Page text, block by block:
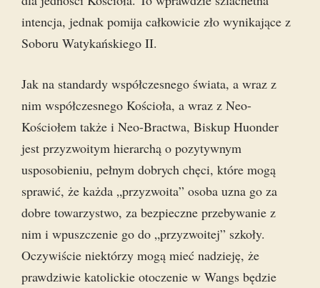
intencja, jednak pomija całkowicie zło wynikające z
Soboru Watykańskiego II.
Jak na standardy współczesnego świata, a wraz z
nim współczesnego Kościoła, a wraz z Neo-
Kościołem także i Neo-Bractwa, Biskup Huonder
jest przyzwoitym hierarchą o pozytywnym
usposobieniu, pełnym dobrych chęci, które mogą
sprawić, że każda „przyzwoita” osoba uzna go za
dobre towarzystwo, za bezpieczne przebywanie z
nim i wpuszczenie go do „przyzwoitej” szkoły.
Oczywiście niektórzy mogą mieć nadzieję, że
prawdziwie katolickie otoczenie w Wangs będzie